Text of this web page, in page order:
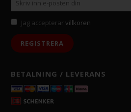
Jag accepterarvillkoren
BETALNING / LEVERANS